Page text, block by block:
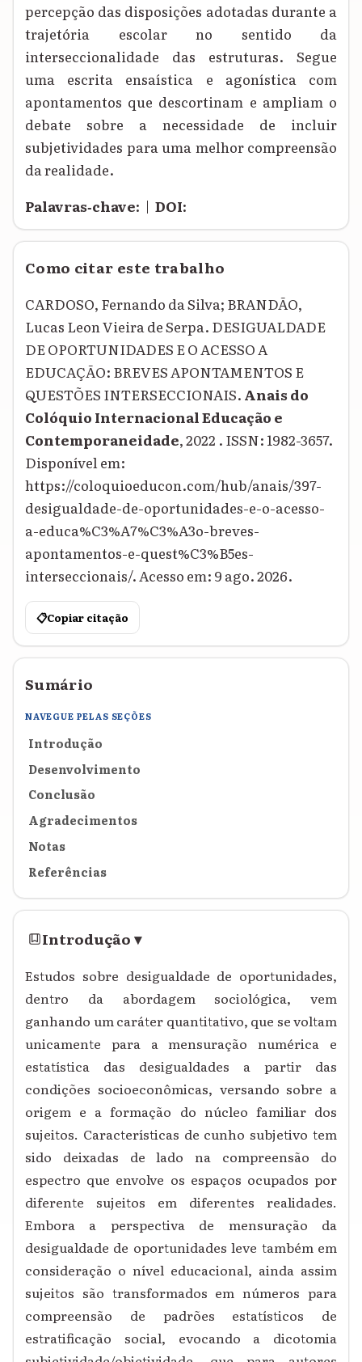
percepção das disposições adotadas durante a
trajetória escolar no sentido da
interseccionalidade das estruturas. Segue
uma escrita ensaística e agonística com
apontamentos que descortinam e ampliam o
debate sobre a necessidade de incluir
subjetividades para uma melhor compreensão
da realidade.
Palavras‑chave: | DOI:
Como citar este trabalho
CARDOSO, Fernando da Silva; BRANDÃO,
Lucas Leon Vieira de Serpa. DESIGUALDADE
DE OPORTUNIDADES E O ACESSO A
EDUCAÇÃO: BREVES APONTAMENTOS E
QUESTÕES INTERSECCIONAIS. Anais do
Colóquio Internacional Educação e
Contemporaneidade, 2022 . ISSN: 1982-3657.
Disponível em:
https://coloquioeducon.com/hub/anais/397-
desigualdade-de-oportunidades-e-o-acesso-
a-educa%C3%A7%C3%A3o-breves-
apontamentos-e-quest%C3%B5es-
interseccionais/. Acesso em: 9 ago. 2026.
📋Copiar citação
Sumário
NAVEGUE PELAS SEÇÕES
Introdução
Desenvolvimento
Conclusão
Agradecimentos
Notas
Referências
Introdução▾
Estudos sobre desigualdade de oportunidades,
dentro da abordagem sociológica, vem
ganhando um caráter quantitativo, que se voltam
unicamente para a mensuração numérica e
estatística das desigualdades a partir das
condições socioeconômicas, versando sobre a
origem e a formação do núcleo familiar dos
sujeitos. Características de cunho subjetivo tem
sido deixadas de lado na compreensão do
espectro que envolve os espaços ocupados por
diferente sujeitos em diferentes realidades.
Embora a perspectiva de mensuração da
desigualdade de oportunidades leve também em
consideração o nível educacional, ainda assim
sujeitos são transformados em números para
compreensão de padrões estatísticos de
estratificação social, evocando a dicotomia